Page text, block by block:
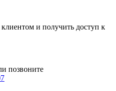
и получить доступ к
позвоните